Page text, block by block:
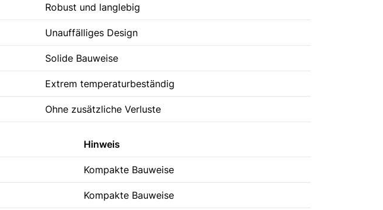
Robust und langlebig
Unauffälliges Design
Solide Bauweise
Extrem temperaturbeständig
Ohne zusätzliche Verluste
Hinweis
Kompakte Bauweise
Kompakte Bauweise